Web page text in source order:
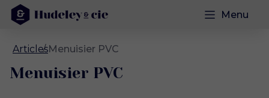
Menu
ArticlesMenuisier PVC
Menuisier PVC